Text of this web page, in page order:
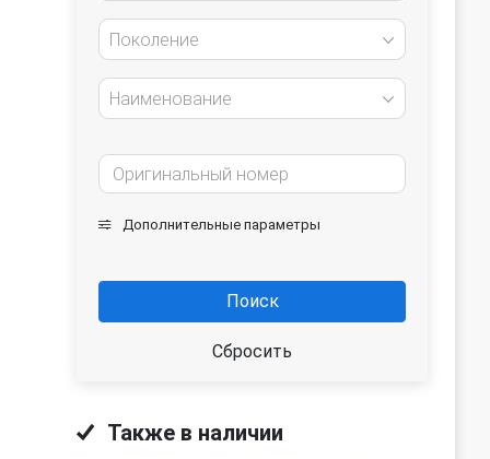
Поколение
Наименование
Дополнительные параметры
Поиск
Сбросить
Также в наличии